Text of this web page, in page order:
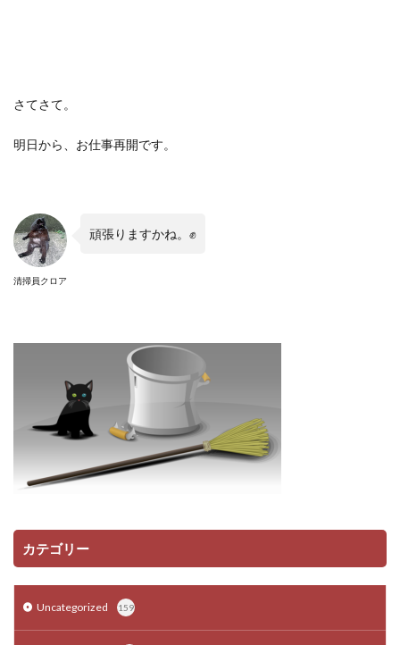
さてさて。
明日から、お仕事再開です。
清掃員クロア
頑張りますかね。✊
カテゴリー
Uncategorized 159